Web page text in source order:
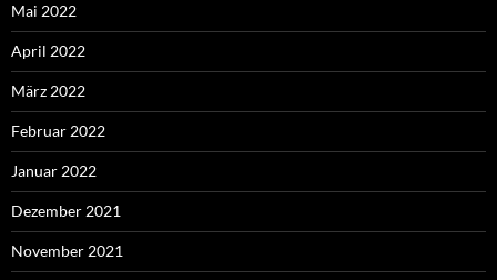
Mai 2022
April 2022
März 2022
Februar 2022
Januar 2022
Dezember 2021
November 2021